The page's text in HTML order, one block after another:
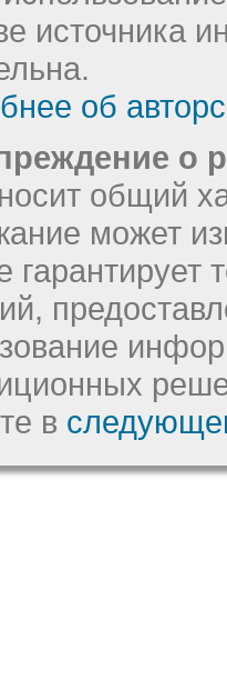
источника
об
о
общий
может
гарантирует
в